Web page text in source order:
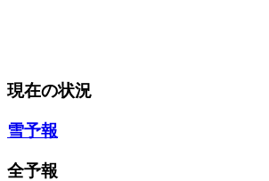
現在の状況
雪予報
全予報